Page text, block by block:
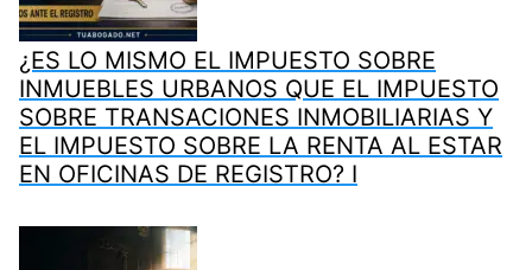
¿ES LO MISMO EL IMPUESTO SOBRE
INMUEBLES URBANOS QUE EL IMPUESTO
SOBRE TRANSACIONES INMOBILIARIAS Y
EL IMPUESTO SOBRE LA RENTA AL ESTAR
EN OFICINAS DE REGISTRO? I